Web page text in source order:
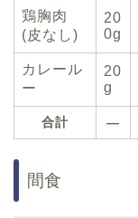
鶏胸肉
(皮なし)
20
0g
カレール
ー
20
g
合計 —
間食